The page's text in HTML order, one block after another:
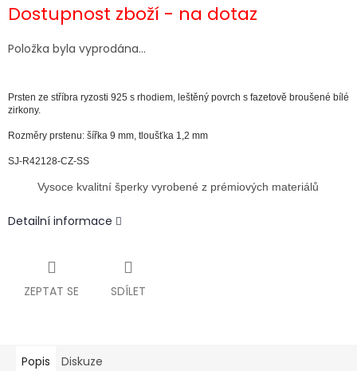
cena:
Dostupnost zboží - na dotaz
Položka byla vyprodána…
Prsten ze stříbra ryzosti 925 s rhodiem, leštěný povrch s fazetově broušené bílé
zirkony.
Rozměry prstenu: šířka 9 mm, tloušťka 1,2 mm
SJ-R42128-CZ-SS
Vysoce kvalitní šperky vyrobené z prémiových materiálů
Detailní informace
ZEPTAT SE SDÍLET
Popis Diskuze